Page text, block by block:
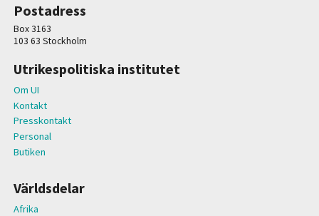
Postadress
Box 3163
103 63 Stockholm
Utrikespolitiska institutet
Om UI
Kontakt
Presskontakt
Personal
Butiken
Världsdelar
Afrika